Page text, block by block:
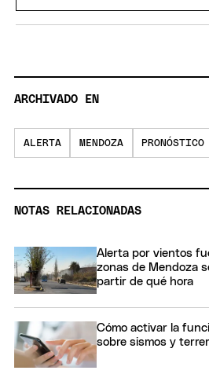
ARCHIVADO EN
ALERTA MENDOZA PRONÓSTICO
NOTAS RELACIONADAS
Alerta por vientos
zonas de Mendoza
partir de qué hora
Cómo activar la
sobre sismos y